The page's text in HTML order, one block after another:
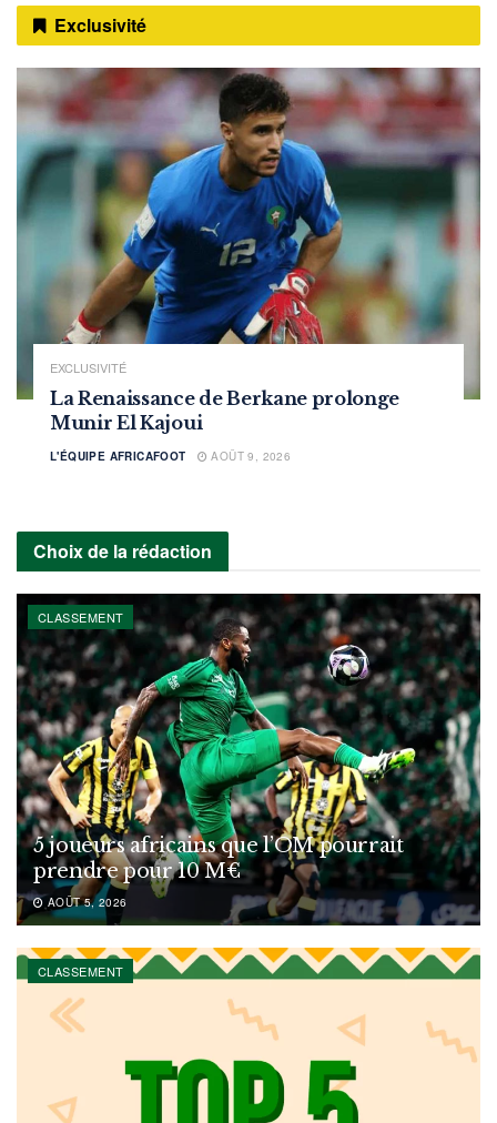
Exclusivité
EXCLUSIVITÉ
La Renaissance de Berkane prolonge
Munir El Kajoui
L'ÉQUIPE AFRICAFOOT AOÛT 9, 2026
Choix de la rédaction
CLASSEMENT
5 joueurs africains que l’OM pourrait
prendre pour 10 M€
AOÛT 5, 2026
CLASSEMENT